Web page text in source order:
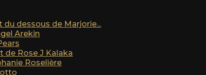
du dessous de Marjorie...
Arekin
de Rose J Kalaka
Roselière